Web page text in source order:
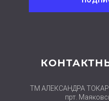
ТМ АЛЕКСАНДРА
прт.